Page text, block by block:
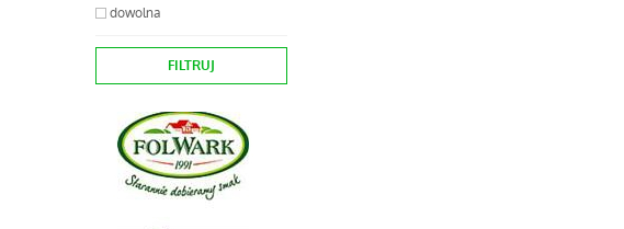
dowolna